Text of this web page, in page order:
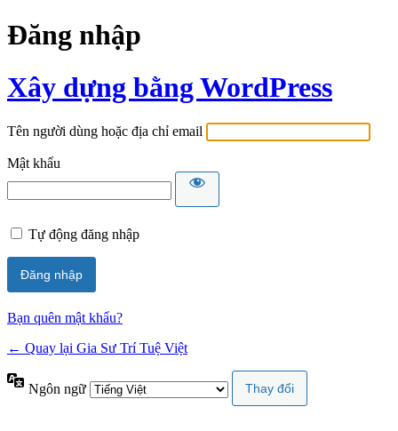
Đăng nhập
Xây dựng bằng WordPress
Tên người dùng hoặc địa chỉ email
Mật khẩu
Tự động đăng nhập
Bạn quên mật khẩu?
← Quay lại Gia Sư Trí Tuệ Việt
Ngôn ngữ